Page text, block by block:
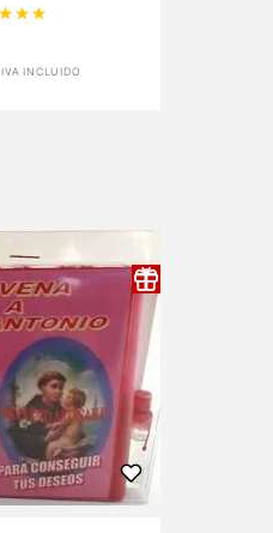
Valorado con
IVA INCLUIDO